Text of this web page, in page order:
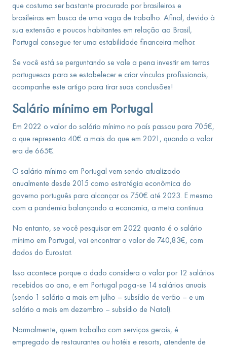
que costuma ser bastante procurado por brasileiros e
brasileiras em busca de uma vaga de trabalho. Afinal, devido à
sua extensão e poucos habitantes em relação ao Brasil,
Portugal consegue ter uma estabilidade financeira melhor.
Se você está se perguntando se vale a pena investir em terras
portuguesas para se estabelecer e criar vínculos profissionais,
acompanhe este artigo para tirar suas conclusões!
Salário mínimo em Portugal
Em 2022 o valor do salário mínimo no país passou para 705€,
o que representa 40€ a mais do que em 2021, quando o valor
era de 665€.
O salário mínimo em Portugal vem sendo atualizado
anualmente desde 2015 como estratégia econômica do
governo português para alcançar os 750€ até 2023. E mesmo
com a pandemia balançando a economia, a meta continua.
No entanto, se você pesquisar em 2022 quanto é o salário
mínimo em Portugal, vai encontrar o valor de 740,83€, com
dados do Eurostat.
Isso acontece porque o dado considera o valor por 12 salários
recebidos ao ano, e em Portugal paga-se 14 salários anuais
(sendo 1 salário a mais em julho – subsídio de verão – e um
salário a mais em dezembro – subsídio de Natal).
Normalmente, quem trabalha com serviços gerais, é
empregado de restaurantes ou hotéis e resorts, atendente de